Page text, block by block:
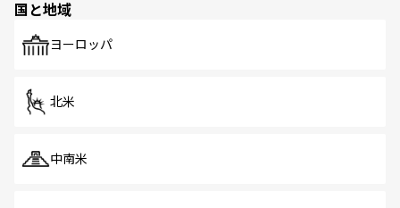
で、ホーカーズは地元の風情を楽しめる外せないスポット
国と地域
ヨーロッパ
北米
中南米